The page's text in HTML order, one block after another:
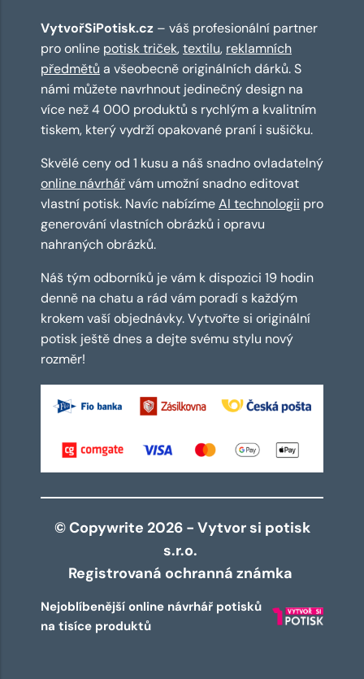
VytvořSiPotisk.cz – váš profesionální partner
pro online potisk triček,textilu, reklamních
předmětů a všeobecně originálních dárků. S
námi můžete navrhnout jedinečný design na
více než 4 000 produktů s rychlým a kvalitním
tiskem, který vydrží opakované praní i sušičku.
Skvělé ceny od 1 kusu a náš snadno ovladatelný
online návrhářvám umožní snadno editovat
vlastní potisk. Navíc nabízímeAI technologii pro
generování vlastních obrázků i opravu
nahraných obrázků.
Náš tým odborníků je vám k dispozici 19 hodin
denně na chatu a rád vám poradí s každým
krokem vaší objednávky. Vytvořte si originální
potisk ještě dnes a dejte svému stylu nový
rozměr!
© Copywrite 2026 - Vytvor si potisk
s.r.o.
Registrovaná ochranná známka
Nejoblíbenější online návrhář potisků
na tisíce produktů